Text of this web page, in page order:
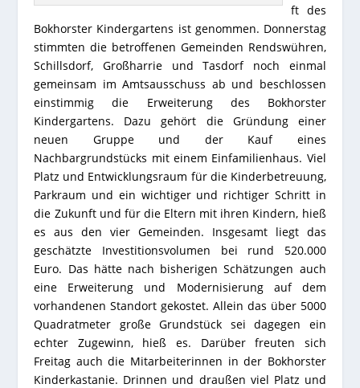
ft des
Bokhorster Kindergartens ist genommen. Donnerstag
stimmten die betroffenen Gemeinden Rendswühren,
Schillsdorf, Großharrie und Tasdorf noch einmal
gemeinsam im Amtsausschuss ab und beschlossen
einstimmig die Erweiterung des Bokhorster
Kindergartens. Dazu gehört die Gründung einer
neuen Gruppe und der Kauf eines
Nachbargrundstücks mit einem Einfamilienhaus. Viel
Platz und Entwicklungsraum für die Kinderbetreuung,
Parkraum und ein wichtiger und richtiger Schritt in
die Zukunft und für die Eltern mit ihren Kindern, hieß
es aus den vier Gemeinden. Insgesamt liegt das
geschätzte Investitionsvolumen bei rund 520.000
Euro. Das hätte nach bisherigen Schätzungen auch
eine Erweiterung und Modernisierung auf dem
vorhandenen Standort gekostet. Allein das über 5000
Quadratmeter große Grundstück sei dagegen ein
echter Zugewinn, hieß es. Darüber freuten sich
Freitag auch die Mitarbeiterinnen in der Bokhorster
Kinderkastanie. Drinnen und draußen viel Platz und